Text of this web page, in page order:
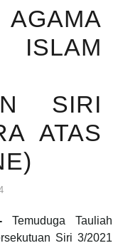
SIRI
ATAS
Temuduga Tauliah
Siri 3/2021